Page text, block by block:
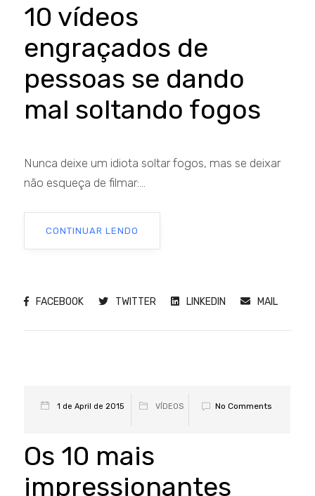
10 vídeos
engraçados de
pessoas se dando
mal soltando fogos
Nunca deixe um idiota soltar fogos, mas se deixar
não esqueça de filmar:...
CONTINUAR LENDO
FACEBOOK TWITTER LINKEDIN MAIL
1 de April de 2015 VÍDEOS No Comments
Os 10 mais
impressionantes